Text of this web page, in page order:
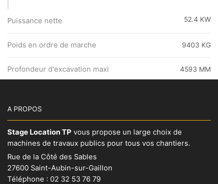
Puissance nette 52.4 KW
Poids en ordre de marche 9403 KG
Profondeur d'excavation maxi 4593 MM
A PROPOS
Stage Location TP vous propose un large choix de
machines de travaux publics pour tous vos chantiers.
Rue de la Côté des Sables
27600 Saint-Aubin-sur-Gaillon
Téléphone : 02 32 53 76 79